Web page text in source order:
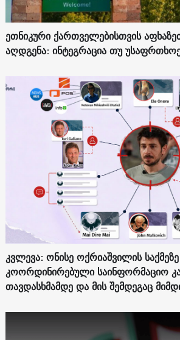
ეთნიკური ქართველებისთვის
აღდგენა: ინტეგრაცია თუ
კვლევა: ონისე ოქრიაშვილის საქმეზე
კოორდინირებული საინფორმაციო
თავდასხმამდე და მის შემდეგაც